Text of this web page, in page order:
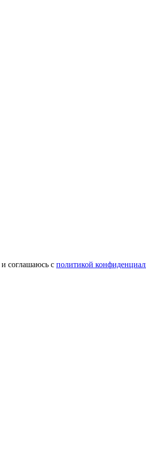
и соглашаюсь с политикой